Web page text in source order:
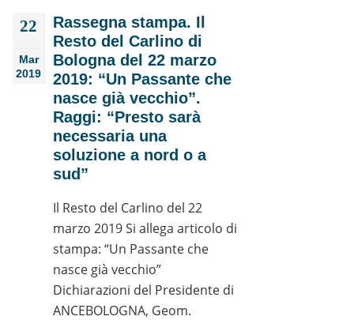
22
Mar
2019
Rassegna stampa. Il
Resto del Carlino di
Bologna del 22 marzo
2019: “Un Passante che
nasce già vecchio”.
Raggi: “Presto sarà
necessaria una
soluzione a nord o a
sud”
Il Resto del Carlino del 22
marzo 2019 Si allega articolo di
stampa: “Un Passante che
nasce già vecchio”
Dichiarazioni del Presidente di
ANCEBOLOGNA, Geom.